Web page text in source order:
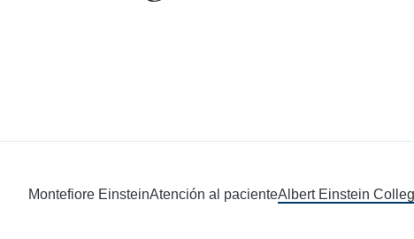
Montefiore EinsteinAtención al pacienteAlbert Einstein